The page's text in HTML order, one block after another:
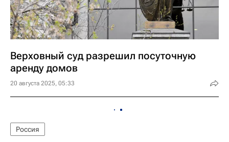
Верховный суд разрешил посуточную
аренду домов
20 августа 2025, 05:33
Россия